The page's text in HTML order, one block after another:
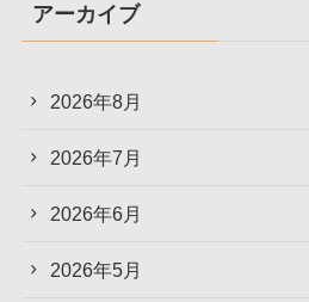
アーカイブ
2026年8月
2026年7月
2026年6月
2026年5月